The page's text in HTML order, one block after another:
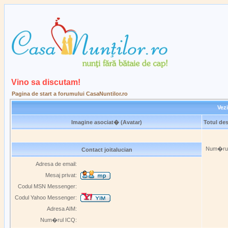
Vino sa discutam!
Pagina de start a forumului CasaNuntilor.ro
Imagine asociat� (Avatar) Totul
Contact joitalucian
Adresa de email:
Mesaj privat:
Codul MSN Messenger:
Codul Yahoo Messenger:
Adresa AIM:
Num�rul ICQ: